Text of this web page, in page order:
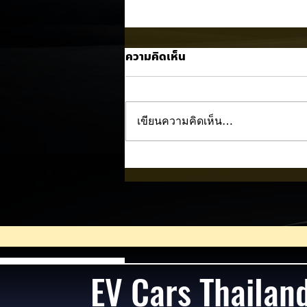
Nissan NX7 EV เผยภาพทีเ
ความคิดเห็น
เขียนความคิดเห็น…
EV Cars